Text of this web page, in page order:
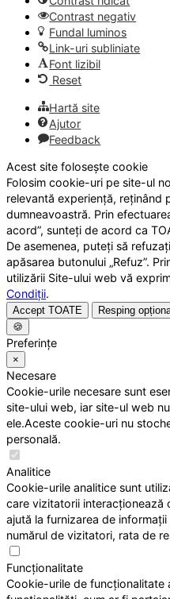
Contrast negativ
Fundal luminos
Link-uri subliniate
Font lizibil
Reset
Hartă site
Ajutor
Feedback
Acest site folosește cookie
Folosim cookie-uri pe site-ul
relevantă experiență, reținând
dumneavoastră. Prin
acord”, sunteți de acord ca
De asemenea, puteți să
apăsarea butonului „Refuz”.
utilizării Site-ului web vă
Condiții.
Accept TOATE Resping
🍪
Preferințe
×
Necesare
Cookie-urile necesare sunt
site-ului web, iar site-ul web
ele.Aceste cookie-uri nu
personală.
Analitice
Cookie-urile analitice sunt
care vizitatorii
ajută la furnizarea de
numărul de vizitatori, rata de
Funcționalitate
Cookie-urile de funcționalitate